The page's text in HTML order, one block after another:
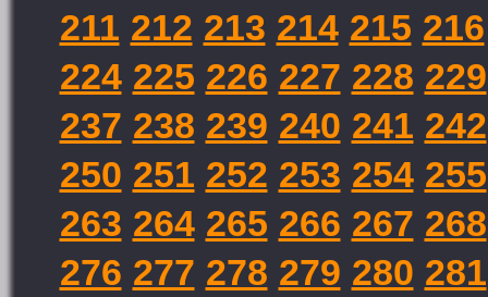
211 212 213 214 215 216
224 225 226 227 228 229
237 238 239 240 241 242
250 251 252 253 254 255
263 264 265 266 267 268
276 277 278 279 280 281